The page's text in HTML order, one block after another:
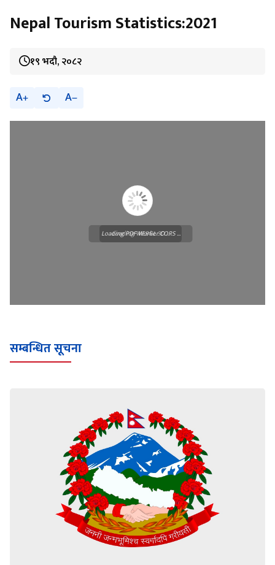
Nepal Tourism Statistics:2021
१९ भदौ, २०८२
A A
Loading WEBGL 3D ...
Loading PDF Worker CORS ...
सम्बन्धित सूचना